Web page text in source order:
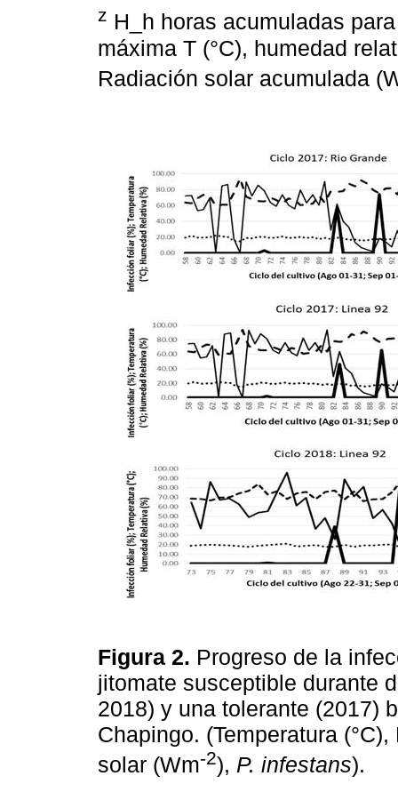
z H_h horas acumuladas
máxima T (°C), humedad
Radiación solar acumulada
Figura 2. Progreso de la
jitomate susceptible durante
2018) y una tolerante (2017)
Chapingo. (Temperatura
solar (Wm-2), P. infestans).